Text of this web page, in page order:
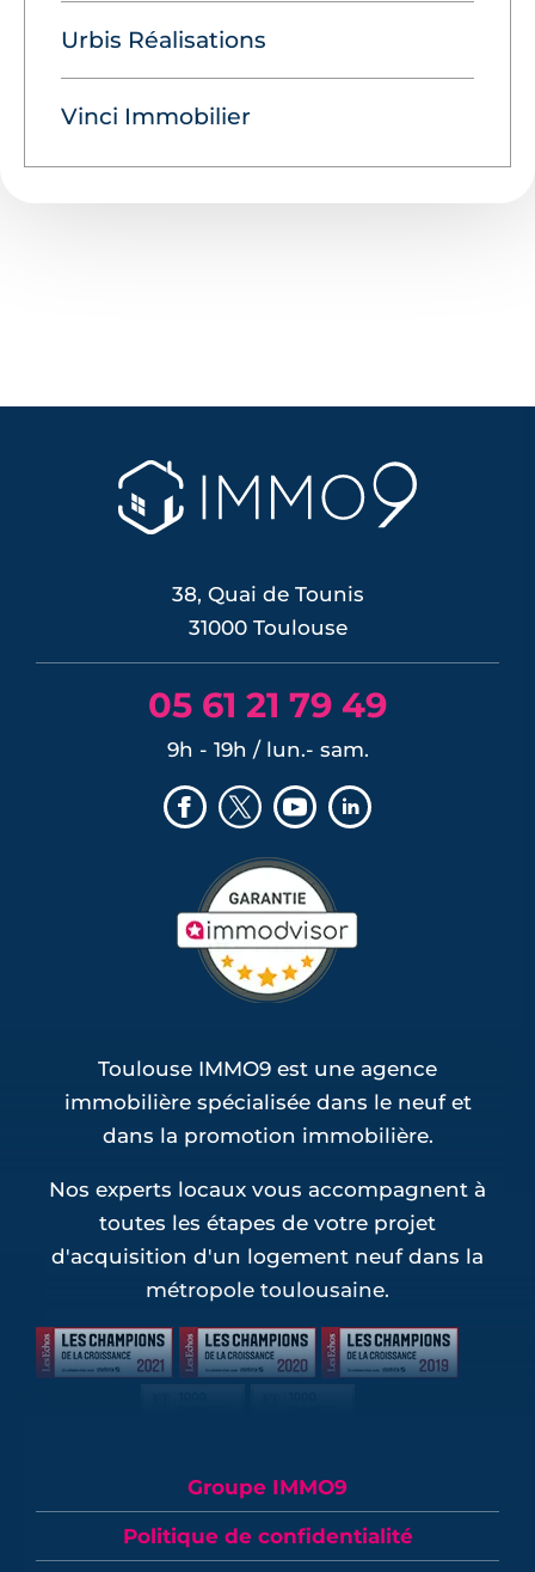
Urbis Réalisations
Vinci Immobilier
38, Quai de Tounis
31000 Toulouse
05 61 21 79 49
9h - 19h / lun.- sam.
Toulouse IMMO9 est une agence
immobilière spécialisée dans le neuf et
dans la promotion immobilière.
Nos experts locaux vous accompagnent à
toutes les étapes de votre projet
d'acquisition d'un logement neuf dans la
métropole toulousaine.
Groupe IMMO9
Politique de confidentialité